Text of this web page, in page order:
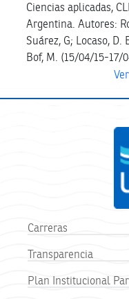
Ciencias aplicadas,
Argentina. Autores:
Suárez, G; Locaso, D.
Bof, M. (15/04/15-17/
Carreras
Transparencia
Plan Institucional